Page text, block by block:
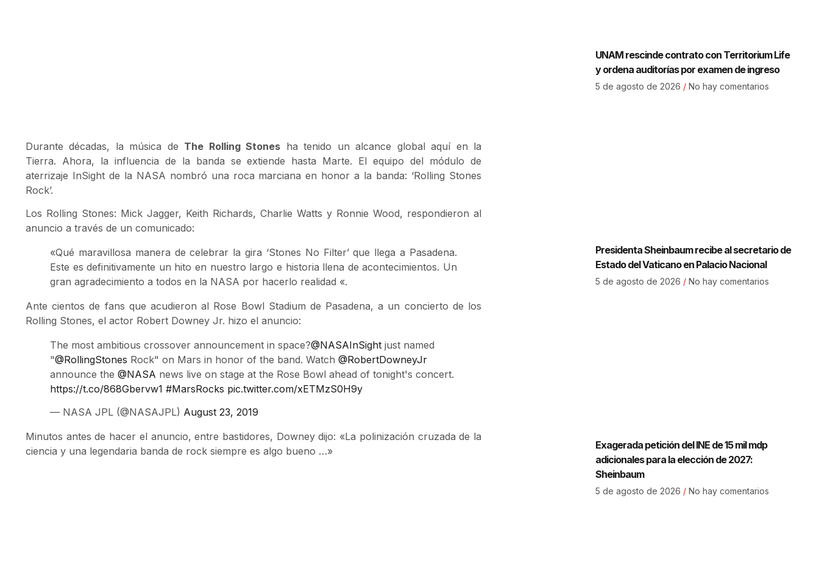
Durante décadas, la música de The Rolling Stones ha tenido un alcance global aquí en la
Tierra. Ahora, la influencia de la banda se extiende hasta Marte. El equipo del módulo de
aterrizaje InSight de la NASA nombró una roca marciana en honor a la banda: ‘Rolling Stones
Rock’.
Los Rolling Stones: Mick Jagger, Keith Richards, Charlie Watts y Ronnie Wood, respondieron al
anuncio a través de un comunicado:
«Qué maravillosa manera de celebrar la gira ‘Stones No Filter’ que llega a Pasadena.
Este es definitivamente un hito en nuestro largo e historia llena de acontecimientos. Un
gran agradecimiento a todos en la NASA por hacerlo realidad «.
Ante cientos de fans que acudieron al Rose Bowl Stadium de Pasadena, a un concierto de los
Rolling Stones, el actor Robert Downey Jr. hizo el anuncio:
The most ambitious crossover announcement in space?@NASAInSight just named
"@RollingStones Rock" on Mars in honor of the band. Watch @RobertDowneyJr
announce the @NASA news live on stage at the Rose Bowl ahead of tonight's concert.
https://t.co/868Gbervw1 #MarsRocks pic.twitter.com/xETMzS0H9y
— NASA JPL (@NASAJPL) August 23, 2019
Minutos antes de hacer el anuncio, entre bastidores, Downey dijo: «La polinización cruzada de la
ciencia y una legendaria banda de rock siempre es algo bueno …»
UNAM rescinde contrato con Territorium Life
y ordena auditorías por examen de ingreso
5 de agosto de 2026 No hay comentarios
Presidenta Sheinbaum recibe al secretario de
Estado del Vaticano en Palacio Nacional
5 de agosto de 2026 No hay comentarios
Exagerada petición del INE de 15 mil mdp
adicionales para la elección de 2027:
Sheinbaum
5 de agosto de 2026 No hay comentarios